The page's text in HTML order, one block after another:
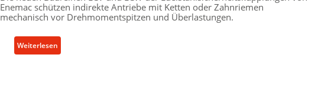
t
e
l
u
Enemac schützen indirekte Antriebe mit Ketten oder Zahnriemen
mechanisch vor Drehmomentspitzen und Überlastungen.
Weiterlesen
M